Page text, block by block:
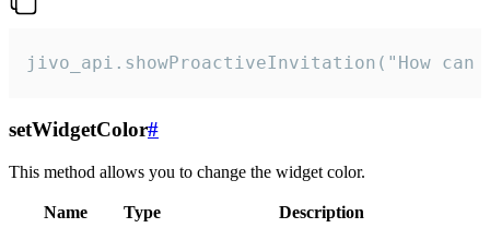
jivo_api.showProactiveInvitation("How
setWidgetColor#
This method allows you to change the widget color.
Name Type
Description